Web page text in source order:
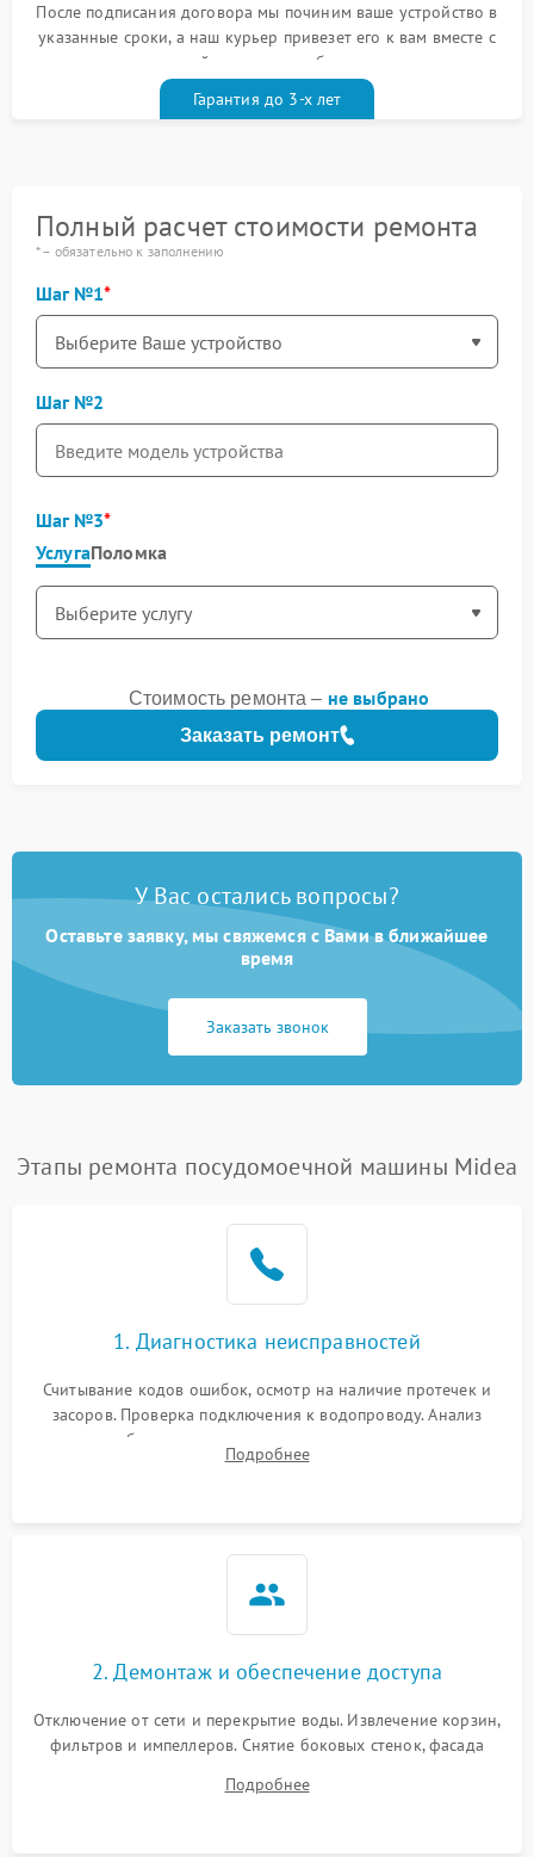
После подписания договора мы починим ваше устройство в
указанные сроки, а наш курьер привезет его к вам вместе с
гарантийным талоном бесплатно
Гарантия до 3-х лет
Полный расчет стоимости ремонта
* – обязательно к заполнению
Шаг №1
Шаг №2
Шаг №3
УслугаПоломка
Заказать ремонт
Стоимость ремонта – не выбрано
У Вас остались вопросы?
Оставьте заявку, мы свяжемся с Вами в ближайшее
время
Заказать звонок
Этапы ремонта посудомоечной машины Midea
1. Диагностика неисправностей
Считывание кодов ошибок, осмотр на наличие протечек и
засоров. Проверка подключения к водопроводу. Анализ
жалоб на отсутствие слива, нагрева, вращения
разбрызгивателей или срабатывание системы защиты
Подробнее
2. Демонтаж и обеспечение доступа
Отключение от сети и перекрытие воды. Извлечение корзин,
фильтров и импеллеров. Снятие боковых стенок, фасада
циркуляционному насосу, ТЭНу и сливной помпе.
Подробнее